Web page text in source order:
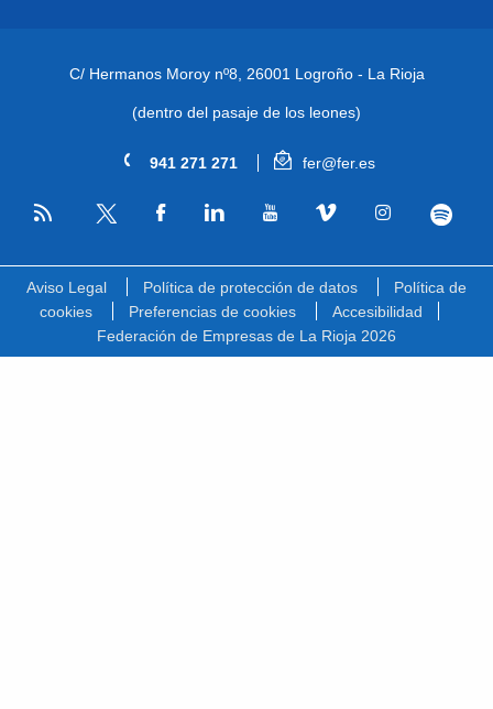
C/ Hermanos Moroy nº8, 26001 Logroño - La Rioja
(dentro del pasaje de los leones)
941 271 271 fer@fer.es
RSS
Aviso Legal Política de protección de datos
Política de
cookies
Preferencias de cookies
Accesibilidad
Federación de Empresas de La Rioja 2026